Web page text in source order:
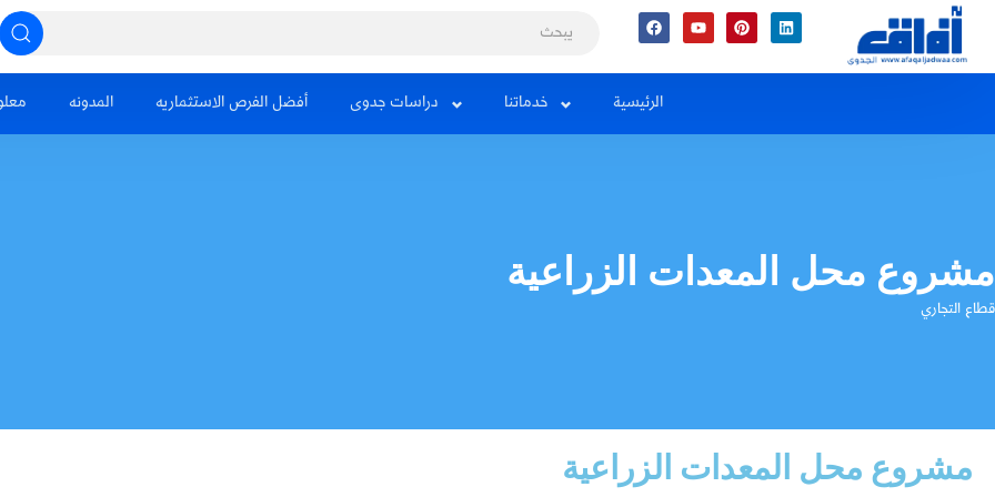
المدونه أفضل الفرص الاستثماريه دراسات جدوى خدماتنا الرئيسية
مشروع محل المعدات الزراعية
قطاع التجاري
مشروع محل المعدات الزراعية